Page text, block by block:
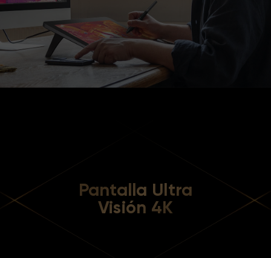
Pantalla Ultra
Visión 4K